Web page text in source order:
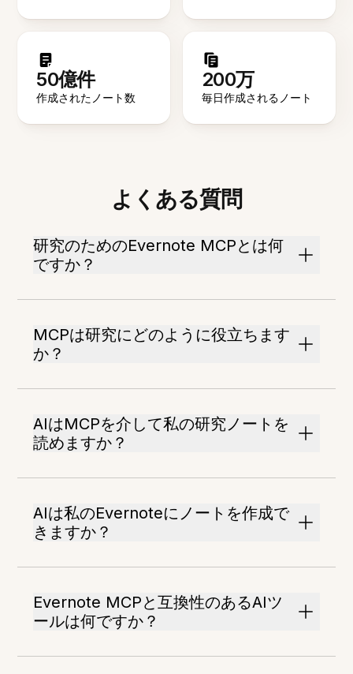
50億件
作成されたノート数
200万
毎日作成されるノート
よくある質問
研究のためのEvernote MCPとは何
ですか？
MCPは研究にどのように役立ちます
か？
AIはMCPを介して私の研究ノートを
読めますか？
AIは私のEvernoteにノートを作成で
きますか？
Evernote MCPと互換性のあるAIツ
ールは何ですか？